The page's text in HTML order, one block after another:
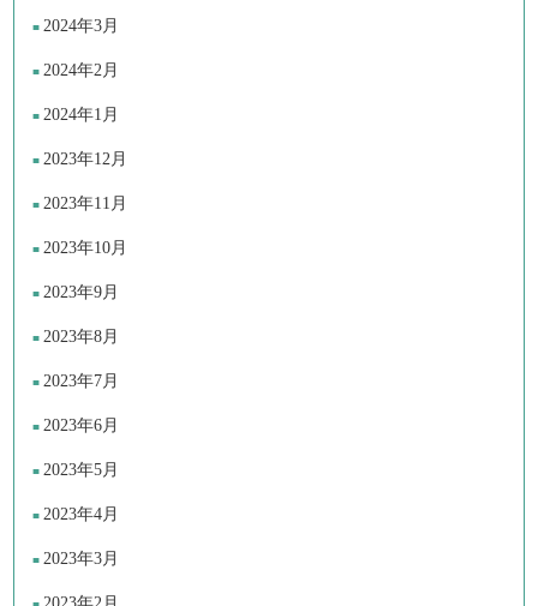
2024年3月
2024年2月
2024年1月
2023年12月
2023年11月
2023年10月
2023年9月
2023年8月
2023年7月
2023年6月
2023年5月
2023年4月
2023年3月